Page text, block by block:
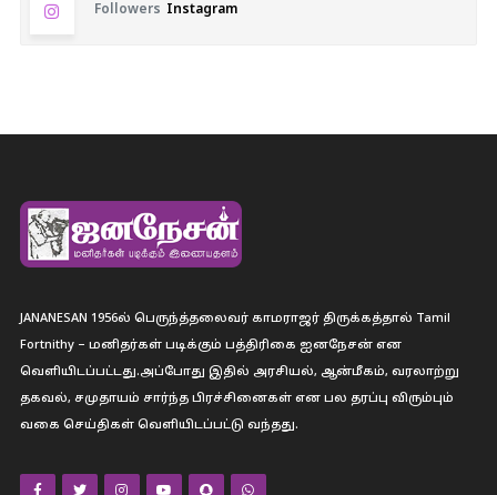
Followers Instagram
JANANESAN 1956ல் பெருந்த்தலைவர் காமராஜர் திருக்கத்தால் Tamil
Fortnithy – மனிதர்கள் படிக்கும் பத்திரிகை ஐனநேசன் என
வெளியிடப்பட்டது.அப்போது இதில் அரசியல், ஆன்மீகம், வரலாற்று
தகவல், சமுதாயம் சார்ந்த பிரச்சினைகள் என பல தரப்பு விரும்பும்
வகை செய்திகள் வெளியிடப்பட்டு வந்தது.